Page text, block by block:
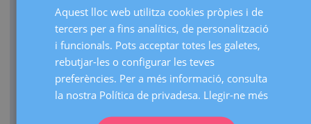
Cada any portem al món més de 3.000 nadons.
Realitzem més de 30.000 ecografies d'embaràs a l'any.
Com a centre de referència, fem més de 3.000 visites
d'embarassos d'alt risc a l'any.
Comptem amb una UCI neonatal de nivell III que atén
naixements de prematurs extrems de qualsevol edat
SPANISH
CATALÀ
FRENCH
Aquest lloc web utilitza cookies pròpies i de
tercers per a fins analítics, de personalització
i funcionals. Pots acceptar totes les galetes,
rebutjar-les o configurar les teves
preferències. Per a més informació, consulta
la nostra Política de privadesa. Llegir-ne més